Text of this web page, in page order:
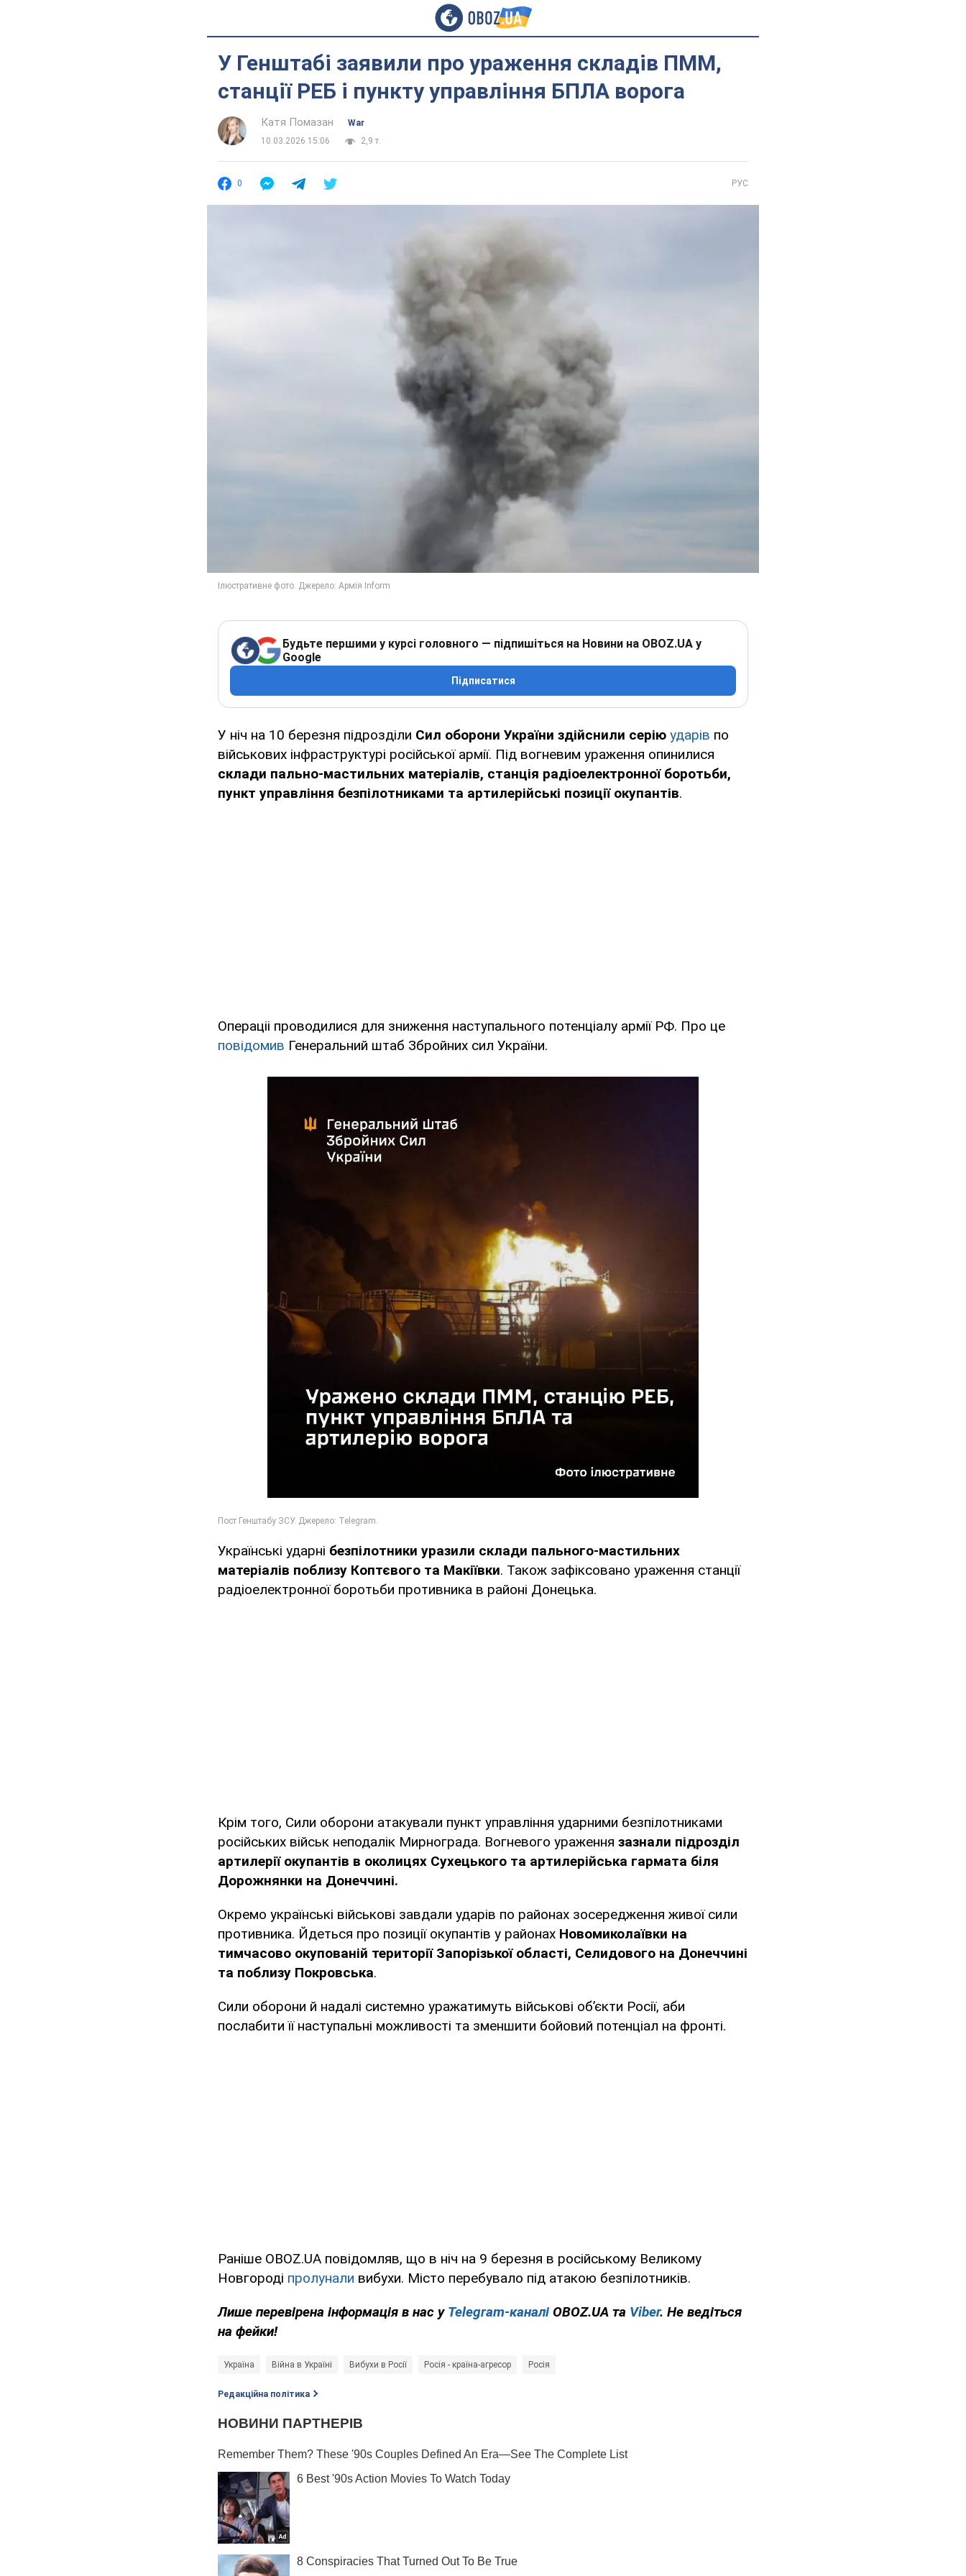
У Генштабі заявили про ураження складів ПММ,
станції РЕБ і пункту управління БПЛА ворога
Катя Помазан
War
10.03.2026 15:06
2,9 т.
0 РУС
Будьте першими у курсі головного — підпишіться на Новини на OBOZ.UA у
Google
Підписатися
У ніч на 10 березня підрозділи Сил оборони України здійснили серію ударів по
військових інфраструктурі російської армії. Під вогневим ураження опинилися
склади пально-мастильних матеріалів, станція радіоелектронної боротьби,
пункт управління безпілотниками та артилерійські позиції окупантів.
Операціі проводилися для зниження наступального потенціалу армії РФ. Про це
повідомив Генеральний штаб Збройних сил України.
Українські ударні безпілотники уразили склади пального-мастильних
матеріалів поблизу Коптєвого та Макіївки. Також зафіксовано ураження станції
радіоелектронної боротьби противника в районі Донецька.
Крім того, Сили оборони атакували пункт управління ударними безпілотниками
російських військ неподалік Мирнограда. Вогневого ураження зазнали підрозділ
артилерії окупантів в околицях Сухецького та артилерійська гармата біля
Дорожнянки на Донеччині.
Окремо українські військові завдали ударів по районах зосередження живої сили
противника. Йдеться про позиції окупантів у районах Новомиколаївки на
тимчасово окупованій території Запорізької області, Селидового на Донеччині
та поблизу Покровська.
Сили оборони й надалі системно уражатимуть військові об’єкти Росії, аби
послабити її наступальні можливості та зменшити бойовий потенціал на фронті.
Раніше OBOZ.UA повідомляв, що в ніч на 9 березня в російському Великому
Новгороді пролунали вибухи. Місто перебувало під атакою безпілотників.
Лише перевірена інформація в нас у Telegram-каналі OBOZ.UA та Viber. Не ведіться
на фейки!
Україна Війна в Україні Вибухи в Росії Росія - країна-агресор Росія
Редакційна політика